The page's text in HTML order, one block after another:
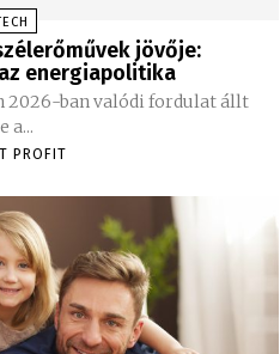
jövője:
energiapolitika
2026-ban valódi fordulat állt
a...
PROFIT